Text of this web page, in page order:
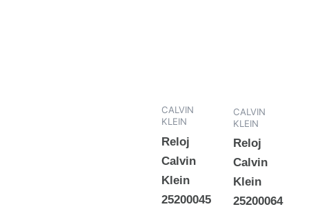
CALVIN
KLEIN
Reloj
Calvin
Klein
25200045
CALVIN
KLEIN
Reloj
Calvin
Klein
25200064